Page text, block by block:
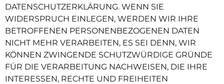
DATENSCHUTZERKLÄRUNG. WENN SIE
WIDERSPRUCH EINLEGEN, WERDEN WIR IHRE
BETROFFENEN PERSONENBEZOGENEN DATEN
NICHT MEHR VERARBEITEN, ES SEI DENN, WIR
KÖNNEN ZWINGENDE SCHUTZWÜRDIGE GRÜNDE
FÜR DIE VERARBEITUNG NACHWEISEN, DIE IHRE
INTERESSEN, RECHTE UND FREIHEITEN